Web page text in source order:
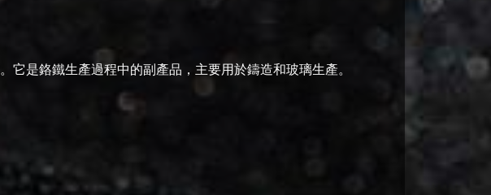
是鉻鐵生產過程中的副產品，主要用於鑄造和玻璃生產。